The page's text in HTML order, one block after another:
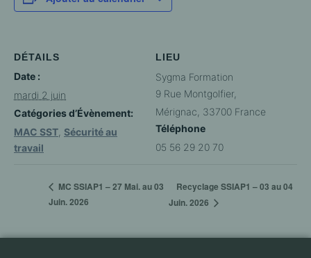
DÉTAILS
Date :
mardi 2 juin
Catégories d’Évènement:
MAC SST Sécurité au
travail
LIEU
Sygma Formation
9 Rue Montgolfier,
Mérignac 33700 France
Téléphone
05 56 29 20 70
MC SSIAP1 – 27 Mai. au 03
Juin. 2026
Recyclage SSIAP1 – 03 au 04
Juin. 2026